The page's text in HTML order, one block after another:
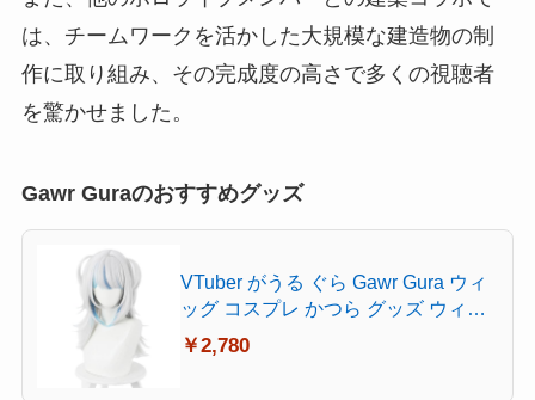
は、チームワークを活かした大規模な建造物の制
作に取り組み、その完成度の高さで多くの視聴者
を驚かせました。
Gawr Guraのおすすめグッズ
VTuber がうる ぐら Gawr Gura ウィ
ッグ コスプレ かつら グッズ ウィッ
グネット 耐熱性 イベント ハロウイ
ン クリスマス 仮装 変装 撮影用
￥2,780